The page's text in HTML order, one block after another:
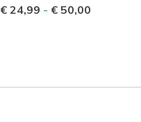
€ 24,99 - € 50,00